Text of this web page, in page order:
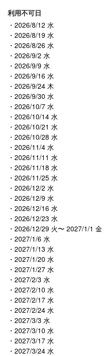
利用不可日
2026/8/12 水
2026/8/19 水
2026/8/26 水
2026/9/2 水
2026/9/9 水
2026/9/16 水
2026/9/24 木
2026/9/30 水
2026/10/7 水
2026/10/14 水
2026/10/21 水
2026/10/28 水
2026/11/4 水
2026/11/11 水
2026/11/18 水
2026/11/25 水
2026/12/2 水
2026/12/9 水
2026/12/16 水
2026/12/23 水
2026/12/29 火〜 2027/1/1 金
2027/1/6 水
2027/1/13 水
2027/1/20 水
2027/1/27 水
2027/2/3 水
2027/2/10 水
2027/2/17 水
2027/2/24 水
2027/3/3 水
2027/3/10 水
2027/3/17 水
2027/3/24 水